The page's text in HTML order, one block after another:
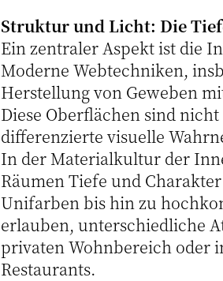
Struktur und Licht: Die
Ein zentraler Aspekt ist die
Moderne Webtechniken,
Herstellung von Geweben
Diese Oberflächen sind
differenzierte visuelle
In der Materialkultur der
Räumen Tiefe und
Unifarben bis hin zu
erlauben, unterschiedliche
privaten Wohnbereich oder
Restaurants.